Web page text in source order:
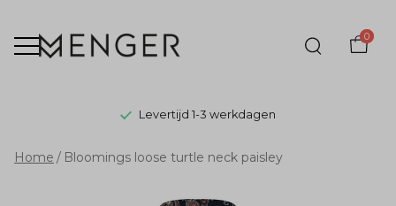
0
Levertijd 1-3 werkdagen
Bloomings
Home Bloomings loose turtle neck paisley